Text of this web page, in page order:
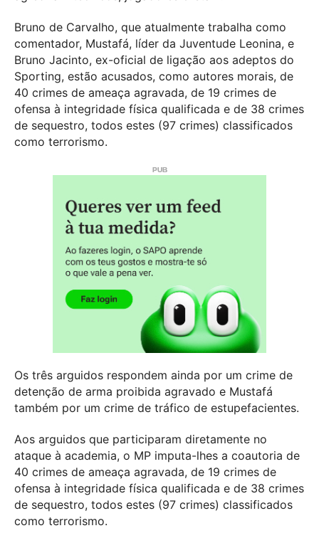
Bruno de Carvalho, que atualmente trabalha como
comentador, Mustafá, líder da Juventude Leonina, e
Bruno Jacinto, ex-oficial de ligação aos adeptos do
Sporting, estão acusados, como autores morais, de
40 crimes de ameaça agravada, de 19 crimes de
ofensa à integridade física qualificada e de 38 crimes
de sequestro, todos estes (97 crimes) classificados
como terrorismo.
Os três arguidos respondem ainda por um crime de
detenção de arma proibida agravado e Mustafá
também por um crime de tráfico de estupefacientes.
Aos arguidos que participaram diretamente no
ataque à academia, o MP imputa-lhes a coautoria de
40 crimes de ameaça agravada, de 19 crimes de
ofensa à integridade física qualificada e de 38 crimes
de sequestro, todos estes (97 crimes) classificados
como terrorismo.